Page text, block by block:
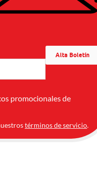
promocionales de
términos de servicio.